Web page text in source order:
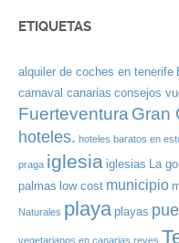
ETIQUETAS
alquiler de coches en tenerife
carnaval canarias consejos
Fuerteventura Gran
hoteles. hoteles baratos en
praga iglesia iglesias La
palmas low cost municipio
Naturales playa playas
vegetarianos en canarias reyes